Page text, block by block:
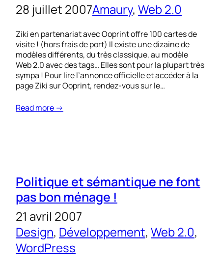
28 juillet 2007Amaury, Web 2.0
Ziki en partenariat avec Ooprint offre 100 cartes de
visite ! (hors frais de port) Il existe une dizaine de
modèles différents, du très classique, au modèle
Web 2.0 avec des tags… Elles sont pour la plupart très
sympa ! Pour lire l’annonce officielle et accéder à la
page Ziki sur Ooprint, rendez-vous sur le…
Read more →
Politique et sémantique ne font
pas bon ménage !
21 avril 2007
Design, Développement, Web 2.0
WordPress